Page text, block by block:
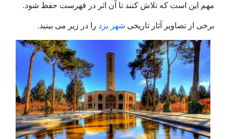
مهم این است که تلاش کنند تا آن اثر در فهرست حفظ شود.
برخی از تصاویر آثار تاریخی شهر یزد را در زیر می بینید.